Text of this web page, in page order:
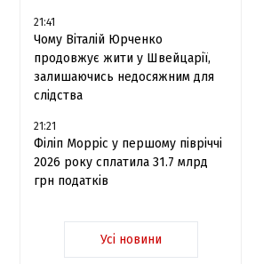
21:41
Чому Віталій Юрченко
продовжує жити у Швейцарії,
залишаючись недосяжним для
слідства
21:21
Філіп Морріс у першому півріччі
2026 року сплатила 31.7 млрд
грн податків
Усі новини